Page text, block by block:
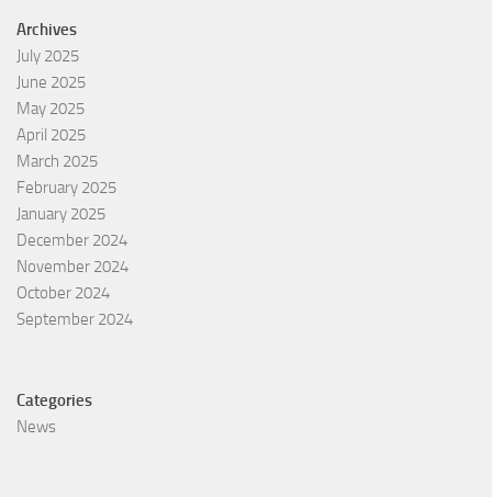
Archives
July 2025
June 2025
May 2025
April 2025
March 2025
February 2025
January 2025
December 2024
November 2024
October 2024
September 2024
Categories
News